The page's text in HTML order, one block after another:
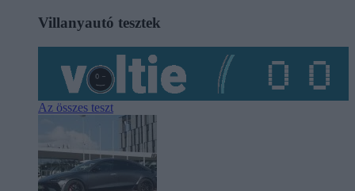
Villanyautó tesztek
Az összes teszt